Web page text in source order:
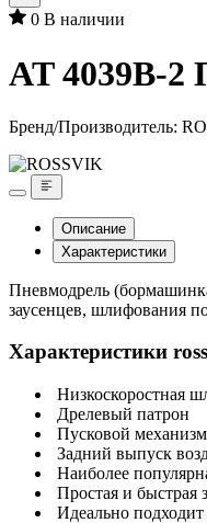
0 В наличии
AT 4039B-2
Бренд/Производитель:
Описание
Характеристики
Пневмодрель
заусенцев, шлифования
Характеристики
Низкоскоростная
Дрелевый патрон
Пусковой
Задний выпуск
Наиболее
Простая и быстрая
Идеально подходит